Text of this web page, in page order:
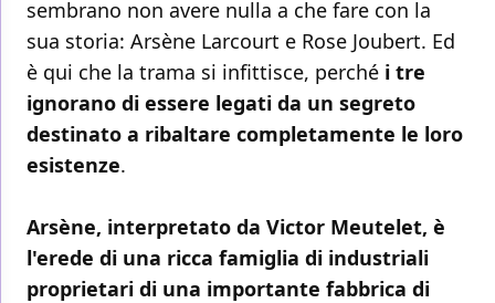
sembrano non avere nulla a che fare con la
sua storia: Arsène Larcourt e Rose Joubert. Ed
è qui che la trama si infittisce, perché i tre
ignorano di essere legati da un segreto
destinato a ribaltare completamente le loro
esistenze.
Arsène, interpretato da Victor Meutelet, è
l'erede di una ricca famiglia di industriali
proprietari di una importante fabbrica di